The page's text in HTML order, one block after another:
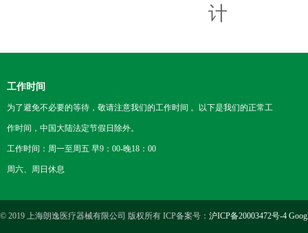
计
工作时间
为了避免不必要的等待，敬请注意我们的工作时间 。以下是我们的正常工
作时间，中国大陆法定节假日除外。
工作时间：周一至周五 早9：00-晚18：00
周六、周日休息
© 2019 上海朗逸医疗器械有限公司 版权所有 ICP备案号： 沪ICP备20003472号-4